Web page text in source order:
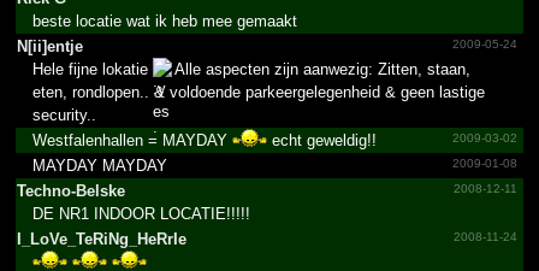
beste locatie wat ik heb mee gemaakt
N[ii]entje
2009-05-24
Hele fijne lokatie
Alle aspecten zijn aanwezig: Zitten, staan,
eten, rondlopen.. & voldoende parkeergelegenheid & geen lastige
security..
2009-03-02
Westfalenhallen = MAYDAY echt geweldig!!
2009-01-08
MAYDAY MAYDAY
Techno-Belske
2008-12-11
DE NR1 INDOOR LOCATIE!!!!!
I_­LoVe_­TeRiNg_­HeRrIe
2008-11-24